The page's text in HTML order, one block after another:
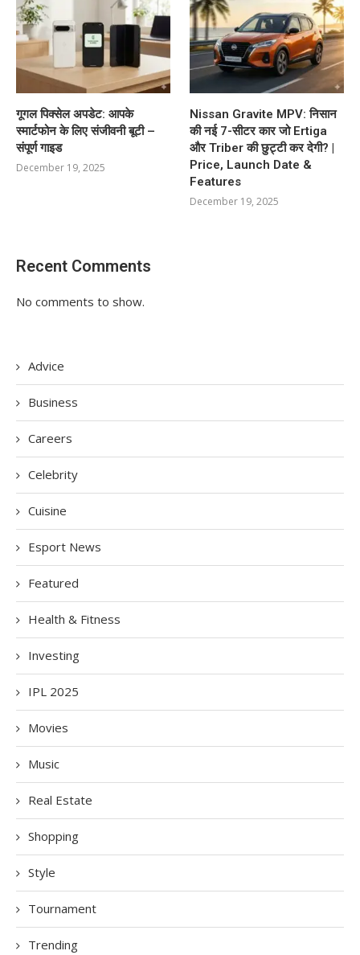
गूगल पिक्सेल अपडेट: आपके
स्मार्टफोन के लिए संजीवनी बूटी –
संपूर्ण गाइड
December 19, 2025
Nissan Gravite MPV: निसान
की नई 7-सीटर कार जो Ertiga
और Triber की छुट्टी कर देगी? |
Price, Launch Date &
Features
December 19, 2025
Recent Comments
No comments to show.
Advice
Business
Careers
Celebrity
Cuisine
Esport News
Featured
Health & Fitness
Investing
IPL 2025
Movies
Music
Real Estate
Shopping
Style
Tournament
Trending